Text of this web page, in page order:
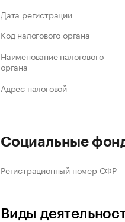
Дата регистрации
Код налогового органа
Наименование налогового
органа
Адрес налоговой
Социальные
Регистрационный номер СФР
Виды